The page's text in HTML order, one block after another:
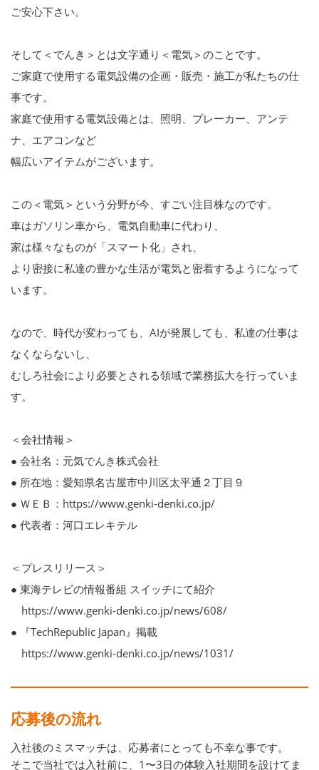
ご安心下さい。
そして＜でんき＞とは文字通り＜電気＞のことです。
ご家庭で使用する電気設備の企画・販売・施工が私たちの仕
事です。
家庭で使用する電気設備とは、照明、ブレーカー、アンテ
ナ、エアコンなど
幅広いアイテムがございます。
この＜電気＞という分野が今、すごい注目株なのです。
車はガソリン車から、電気自動車に代わり、
家は様々なものが「スマート化」され、
より密接に私達の豊かな生活が電気と密着するようになって
います。
なので、時代が変わっても、AIが発展しても、私達の仕事は
なくならないし、
むしろ社会により必要とされる領域で業務拡大を行っていま
す。
＜会社情報＞
● 会社名：元気でんき株式会社
● 所在地：愛知県名古屋市中川区太平通２丁目９
● ＷＥＢ：https://www.genki-denki.co.jp/
● 代表者：河口エレキテル
＜プレスリリース＞
● 東海テレビの情報番組 スイッチにて紹介
https://www.genki-denki.co.jp/news/608/
● 『TechRepublic Japan』掲載
https://www.genki-denki.co.jp/news/1031/
応募後の流れ
入社後のミスマッチは、応募者にとっても不幸な事です。
そこで当社では入社前に、1〜3日の体験入社期間を設けてま